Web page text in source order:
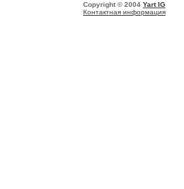
Copyright © 2004 Yart IG
Контактная информация